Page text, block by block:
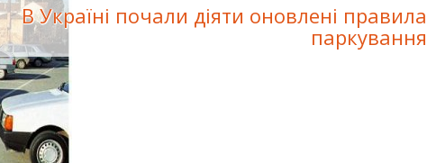
В Україні почали діяти оновлені правила
паркування